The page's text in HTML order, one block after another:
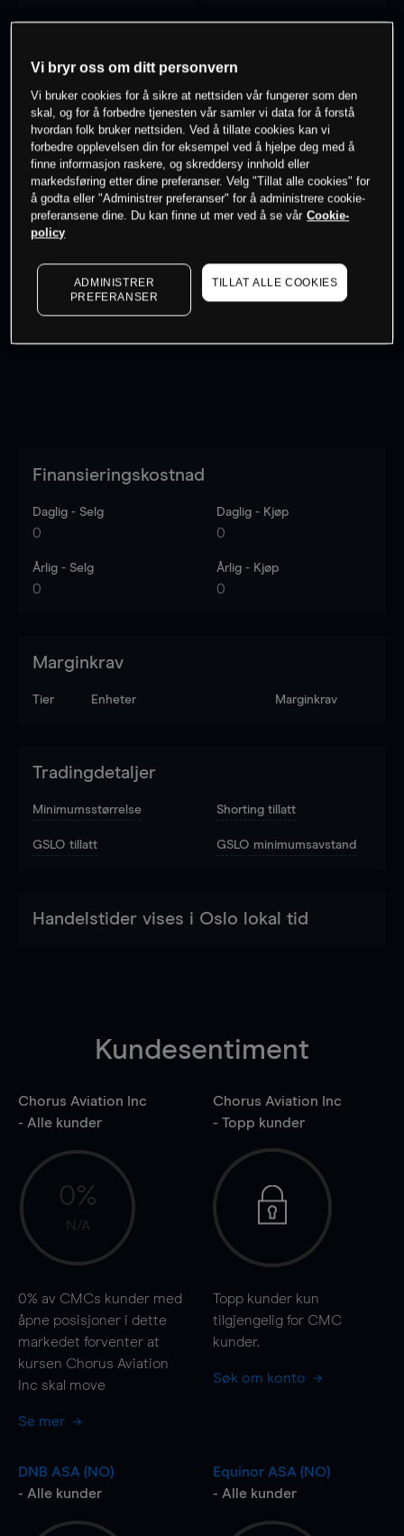
- -
0% av kunder erpå dette instrumentet
Søk om konto
Kursene er veiledende.Log in
Finansieringskostnad
Daglig - Selg
0
Daglig - Kjøp
0
Årlig - Selg
0
Årlig - Kjøp
0
Marginkrav
Tier Enheter Marginkrav
Tradingdetaljer
Minimumsstørrelse Shorting tillatt
GSLO tillatt GSLO minimumsavstand
Handelstider vises i Oslo lokal tid
Kundesentiment
Chorus Aviation Inc
- Alle kunder
0%
N/A
0% av CMCs kunder med
åpne posisjoner i dette
markedet forventer at
kursen Chorus Aviation
Inc skal move
Se mer
Chorus Aviation Inc
- Topp kunder
Topp kunder kun
tilgjengelig for CMC
kunder.
Søk om konto
DNB ASA (NO)
- Alle kunder
Equinor ASA (NO)
- Alle kunder
Vi bryr oss om ditt personvern
Vi bruker cookies for å sikre at nettsiden vår fungerer som den
skal, og for å forbedre tjenesten vår samler vi data for å forstå
hvordan folk bruker nettsiden. Ved å tillate cookies kan vi
forbedre opplevelsen din for eksempel ved å hjelpe deg med å
finne informasjon raskere, og skreddersy innhold eller
markedsføring etter dine preferanser. Velg "Tillat alle cookies" for
å godta eller "Administrer preferanser" for å administrere cookie-
preferansene dine. Du kan finne ut mer ved å se vår Cookie-
policy
ADMINISTRER
PREFERANSER
TILLAT ALLE COOKIES